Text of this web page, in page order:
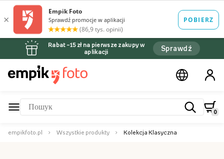
Rabat –15 zł na pierwsze zakupy w
aplikacji
Sprawdź
0
empikfoto.pl Wszystkie produkty Kolekcja Klasyczna